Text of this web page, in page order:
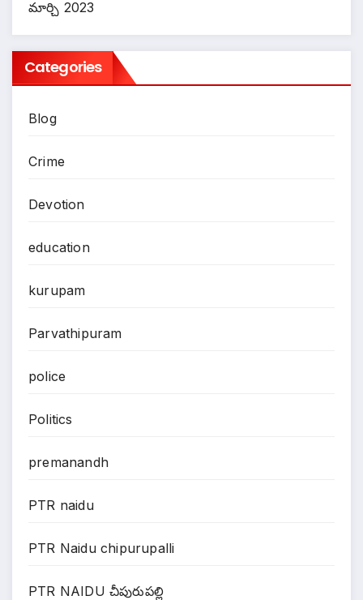
మార్చి 2023
Categories
Blog
Crime
Devotion
education
kurupam
Parvathipuram
police
Politics
premanandh
PTR naidu
PTR Naidu chipurupalli
PTR NAIDU చీపురుపల్లి